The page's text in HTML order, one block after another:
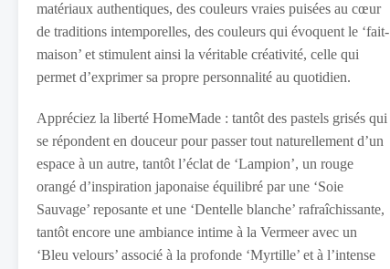
matériaux authentiques, des couleurs vraies puisées au cœur
de traditions intemporelles, des couleurs qui évoquent le ‘fait-
maison’ et stimulent ainsi la véritable créativité, celle qui
permet d’exprimer sa propre personnalité au quotidien.
Appréciez la liberté HomeMade : tantôt des pastels grisés qui
se répondent en douceur pour passer tout naturellement d’un
espace à un autre, tantôt l’éclat de ‘Lampion’, un rouge
orangé d’inspiration japonaise équilibré par une ‘Soie
Sauvage’ reposante et une ‘Dentelle blanche’ rafraîchissante,
tantôt encore une ambiance intime à la Vermeer avec un
‘Bleu velours’ associé à la profonde ‘Myrtille’ et à l’intense